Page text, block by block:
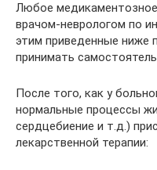
Любое
врачом-неврологом по
этим приведенные ниже
принимать
После того, как у
нормальные процессы
сердцебиение и т.д.)
лекарственной терапии: